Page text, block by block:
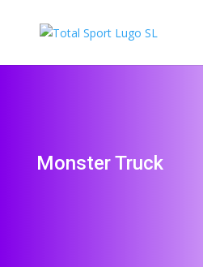
Monster Truck